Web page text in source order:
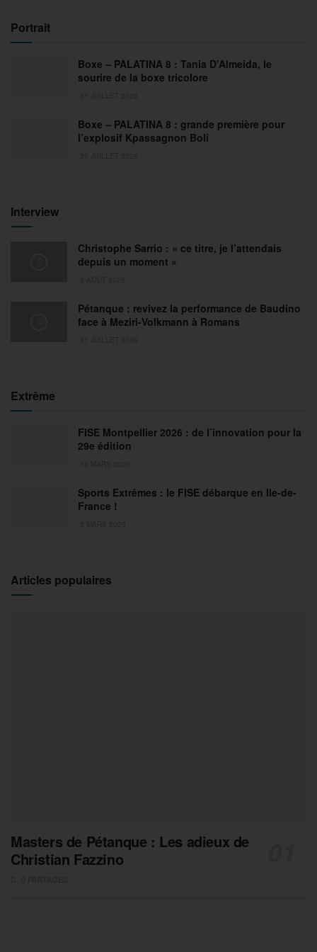
Portrait
Boxe – PALATINA 8 : Tania D’Almeida, le
sourire de la boxe tricolore
Boxe – PALATINA 8 : grande première pour
l’explosif Kpassagnon Boli
Interview
Christophe Sarrio : « ce titre, je l’attendais
depuis un moment »
Pétanque : revivez la performance de Baudino
face à Meziri-Volkmann à Romans
Extrême
FISE Montpellier 2026 : de l’innovation pour la
29e édition
Sports Extrêmes : le FISE débarque en Ile-de-
France !
Articles populaires
Masters de Pétanque : Les adieux de
Christian Fazzino